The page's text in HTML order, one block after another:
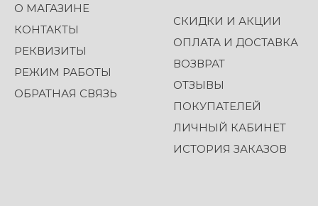
О МАГАЗИНЕ
КОНТАКТЫ
РЕКВИЗИТЫ
РЕЖИМ РАБОТЫ
ОБРАТНАЯ СВЯЗЬ
СКИДКИ И АКЦИИ
ОПЛАТА И ДОСТАВКА
ВОЗВРАТ
ОТЗЫВЫ
ПОКУПАТЕЛЕЙ
ЛИЧНЫЙ КАБИНЕТ
ИСТОРИЯ ЗАКАЗОВ